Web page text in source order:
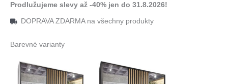
/
černá
Prodlužujeme slevy až -40% jen do 31.8.2026!
DOPRAVA ZDARMA na všechny produkty
Barevné varianty